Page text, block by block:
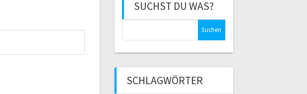
SUCHST DU WAS?
SCHLAGWÖRTER